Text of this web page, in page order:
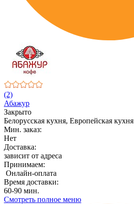
(2)
Абажур
Закрыто
Белорусская кухня, Европейская кухня
Мин. заказ:
Нет
Доставка:
зависит от адреса
Принимаем:
Онлайн-оплата
Время доставки:
60-90 мин.
Смотреть полное меню